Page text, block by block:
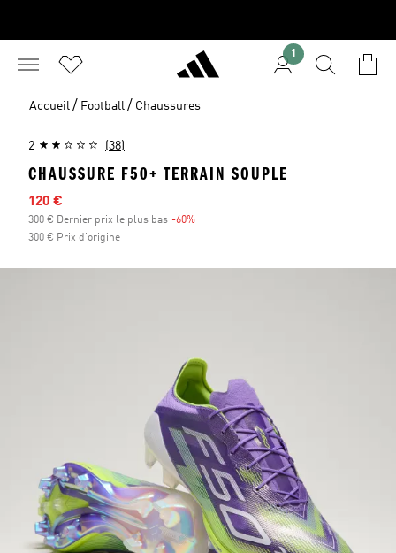
1
Accueil / Football / Chaussures
2 (38)
CHAUSSURE F50+ TERRAIN SOUPLE
Prix en promo
120 €
300 € Dernier prix le plus bas -60%
300 € Prix d'origine